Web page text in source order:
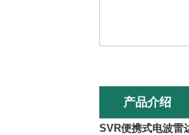
产品介绍
SVR便携式电波雷